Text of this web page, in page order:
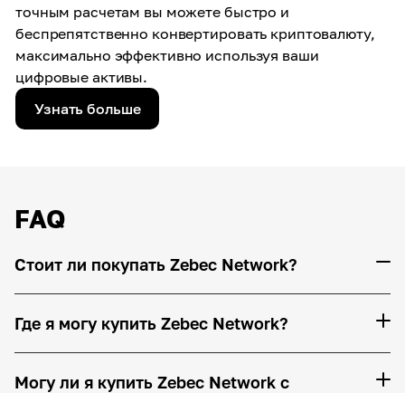
точным расчетам вы можете быстро и
беспрепятственно конвертировать криптовалюту,
максимально эффективно используя ваши
цифровые активы.
Узнать больше
FAQ
Стоит ли покупать Zebec Network?
Где я могу купить Zebec Network?
Могу ли я купить Zebec Network с